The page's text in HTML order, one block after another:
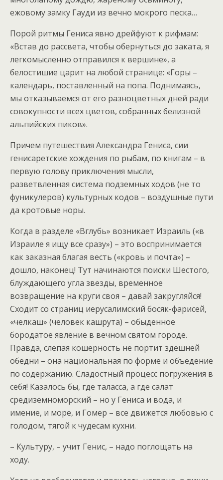
ежовому замку Гауди из вечно мокрого песка…
Порой ритмы Гениса явно дрейфуют к рифмам:
«Встав до рассвета, чтобы обернуться до заката, я
легкомысленно отправился к вершине», а
белостишие царит на любой странице: «Горы –
календарь, поставленный на попа. Поднимаясь,
мы отказываемся от его разноцветных дней ради
совокупности всех цветов, собранных белизной
альпийских пиков».
Причем путешествия Александра Гениса, сии
генисаретские хождения по рыбам, по книгам – в
первую голову приключения мысли,
разветвленная система подземных ходов (не то
фуникулеров) культурных кодов – воздушные пути
да кротовые норы.
Когда в разделе «Вглубь» возникает Израиль («в
Израиле я ищу все сразу») – это воспринимается
как заказная благая весть («кровь и почта») –
дошло, наконец! Тут начинаются поиски Шестого,
блуждающего угла звезды, временное
возвращение на круги своя – давай закругляйся!
Сходит со страниц иерусалимский босяк-фарисей,
«челкаш» (человек кашрута) – обыденное
бородатое явление в вечном святом городе.
Правда, слепая кошерность не портит здешней
обедни – она национальная по форме и объедение
по содержанию. Сладостный процесс погружения в
себя! Казалось бы, где таласса, а где салат
средиземноморский – но у Гениса и вода, и
имение, и море, и Гомер – все движется любовью с
голодом, тягой к чудесам кухни.
– Культуру, – учит Генис, – надо поглощать на
ходу.